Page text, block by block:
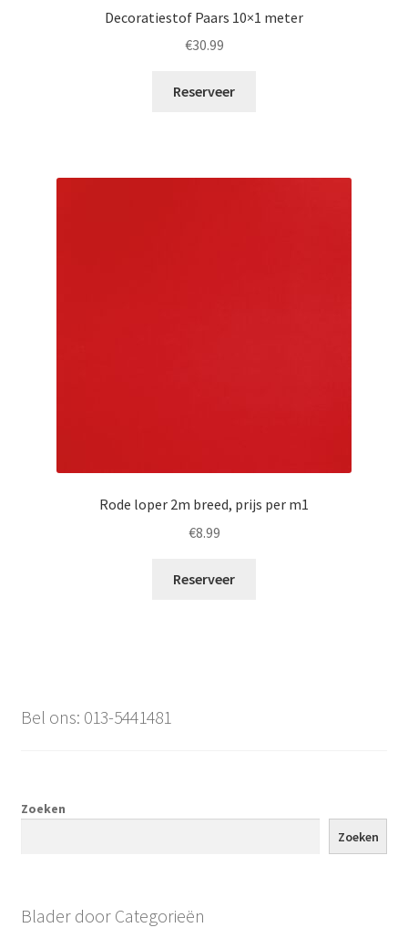
Decoratiestof Paars 10×1 meter
€30.99
Reserveer
Rode loper 2m breed, prijs per m1
€8.99
Reserveer
Bel ons: 013-5441481
Zoeken
Zoeken
Blader door Categorieën